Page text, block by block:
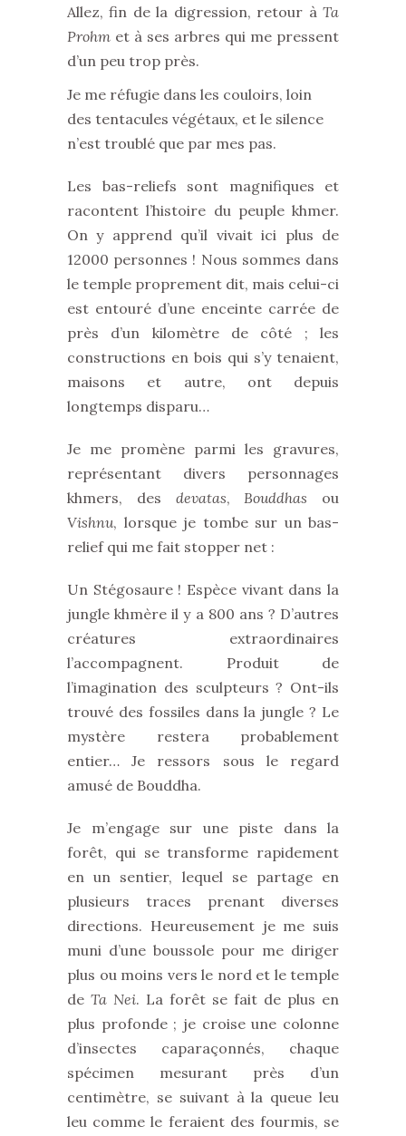
Allez, fin de la digression, retour à Ta
Prohm et à ses arbres qui me pressent
d’un peu trop près.
Je me réfugie dans les couloirs, loin
des tentacules végétaux, et le silence
n’est troublé que par mes pas.
Les bas-reliefs sont magnifiques et
racontent l’histoire du peuple khmer.
On y apprend qu’il vivait ici plus de
12000 personnes ! Nous sommes dans
le temple proprement dit, mais celui-ci
est entouré d’une enceinte carrée de
près d’un kilomètre de côté ; les
constructions en bois qui s’y tenaient,
maisons et autre, ont depuis
longtemps disparu…
Je me promène parmi les gravures,
représentant divers personnages
khmers, des devatas,Bouddhas ou
Vishnu, lorsque je tombe sur un bas-
relief qui me fait stopper net :
Un Stégosaure ! Espèce vivant dans la
jungle khmère il y a 800 ans ? D’autres
créatures extraordinaires
l’accompagnent. Produit de
l’imagination des sculpteurs ? Ont-ils
trouvé des fossiles dans la jungle ? Le
mystère restera probablement
entier… Je ressors sous le regard
amusé de Bouddha.
Je m’engage sur une piste dans la
forêt, qui se transforme rapidement
en un sentier, lequel se partage en
plusieurs traces prenant diverses
directions. Heureusement je me suis
muni d’une boussole pour me diriger
plus ou moins vers le nord et le temple
de Ta Nei. La forêt se fait de plus en
plus profonde ; je croise une colonne
d’insectes caparaçonnés, chaque
spécimen mesurant près d’un
centimètre, se suivant à la queue leu
leu comme le feraient des fourmis, se